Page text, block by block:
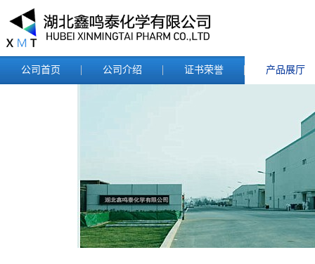
公司首页 公司介绍 证书荣誉 产品展厅